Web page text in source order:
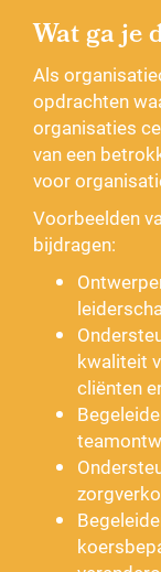
Wat ga je
Als
opdrachten
organisaties
van een
voor
Voorbeelden
bijdragen:
kwaliteit
cliënten